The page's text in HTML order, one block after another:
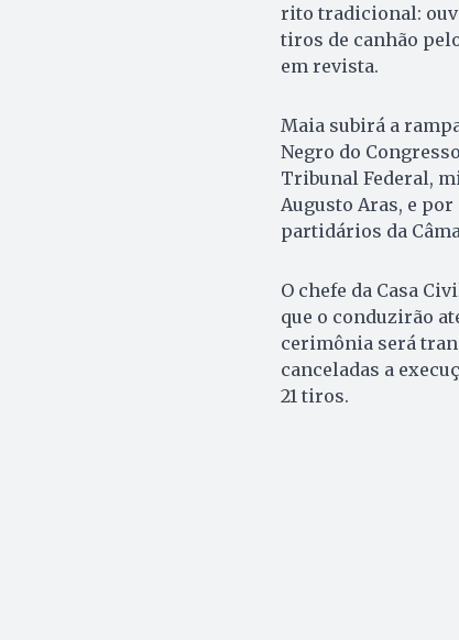
rito tradicional:
tiros de canhão
em revista.
Maia subirá a
Negro do
Tribunal Federal,
Augusto Aras, e
partidários da
O chefe da Casa
que o conduzirão
cerimônia será
canceladas a
21 tiros.